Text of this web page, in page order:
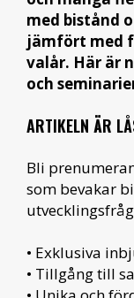
med bistånd
jämfört med
valår. Här är
och
ARTIKELN ÄR
Bli
som bevakar
• Exklusiva
• Tillgång till